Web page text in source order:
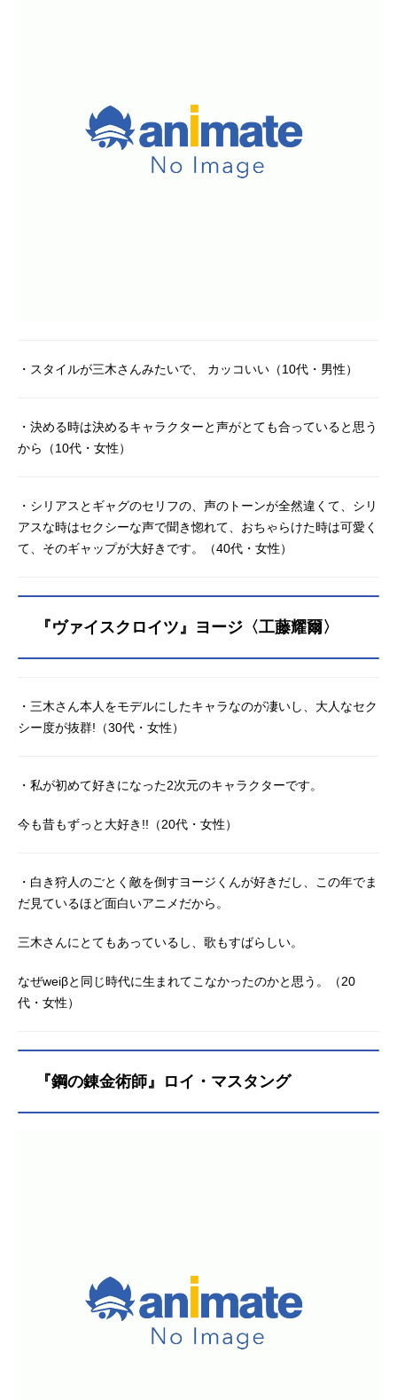
・スタイルが三木さんみたいで、 カッコいい（10代・男性）
・決める時は決めるキャラクターと声がとても合っていると思う
から（10代・女性）
・シリアスとギャグのセリフの、声のトーンが全然違くて、シリ
アスな時はセクシーな声で聞き惚れて、おちゃらけた時は可愛く
て、そのギャップが大好きです。（40代・女性）
『ヴァイスクロイツ』ヨージ〈工藤耀爾〉
・三木さん本人をモデルにしたキャラなのが凄いし、大人なセク
シー度が抜群!（30代・女性）
・私が初めて好きになった2次元のキャラクターです。
今も昔もずっと大好き!!（20代・女性）
・白き狩人のごとく敵を倒すヨージくんが好きだし、この年でま
だ見ているほど面白いアニメだから。
三木さんにとてもあっているし、歌もすばらしい。
なぜweiβと同じ時代に生まれてこなかったのかと思う。（20
代・女性）
『鋼の錬金術師』ロイ・マスタング